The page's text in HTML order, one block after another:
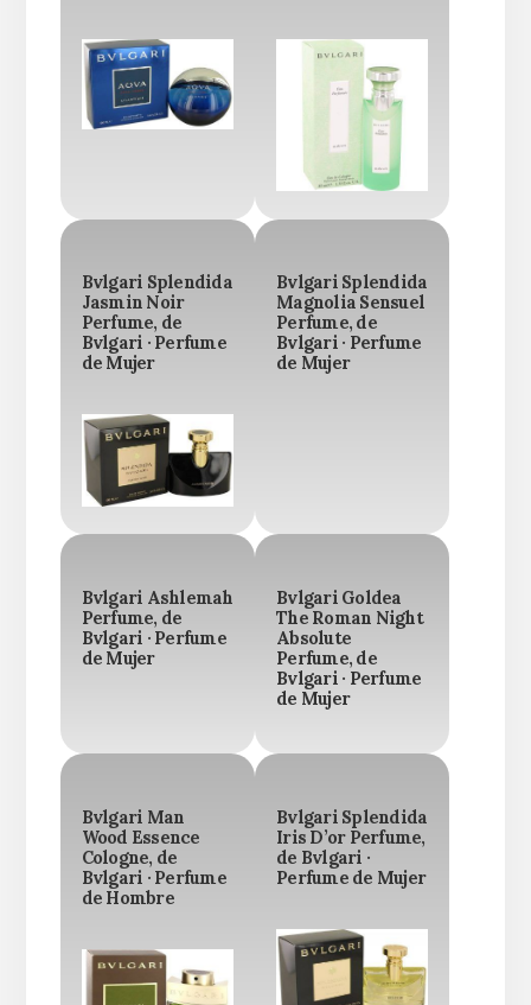
Bvlgari Splendida
Jasmin Noir
Perfume, de
Bvlgari · Perfume
de Mujer
Bvlgari Splendida
Magnolia Sensuel
Perfume, de
Bvlgari · Perfume
de Mujer
Bvlgari Ashlemah
Perfume, de
Bvlgari · Perfume
de Mujer
Bvlgari Goldea
The Roman Night
Absolute
Perfume, de
Bvlgari · Perfume
de Mujer
Bvlgari Man
Wood Essence
Cologne, de
Bvlgari · Perfume
de Hombre
Bvlgari Splendida
Iris D’or Perfume,
de Bvlgari ·
Perfume de Mujer